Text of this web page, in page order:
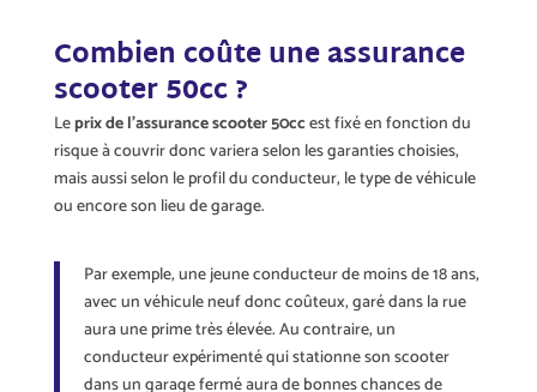
Combien coûte une assurance
scooter 50cc ?
Leprix de l’assurance scooter 50ccest fixé en fonction du
risque à couvrir donc variera selon les garanties choisies,
mais aussi selon le profil du conducteur, le type de véhicule
ou encore son lieu de garage.
Par exemple, une jeune conducteur de moins de 18 ans,
avec un véhicule neuf donc coûteux, garé dans la rue
aura une prime très élevée. Au contraire, un
conducteur expérimenté qui stationne son scooter
dans un garage fermé aura de bonnes chances de